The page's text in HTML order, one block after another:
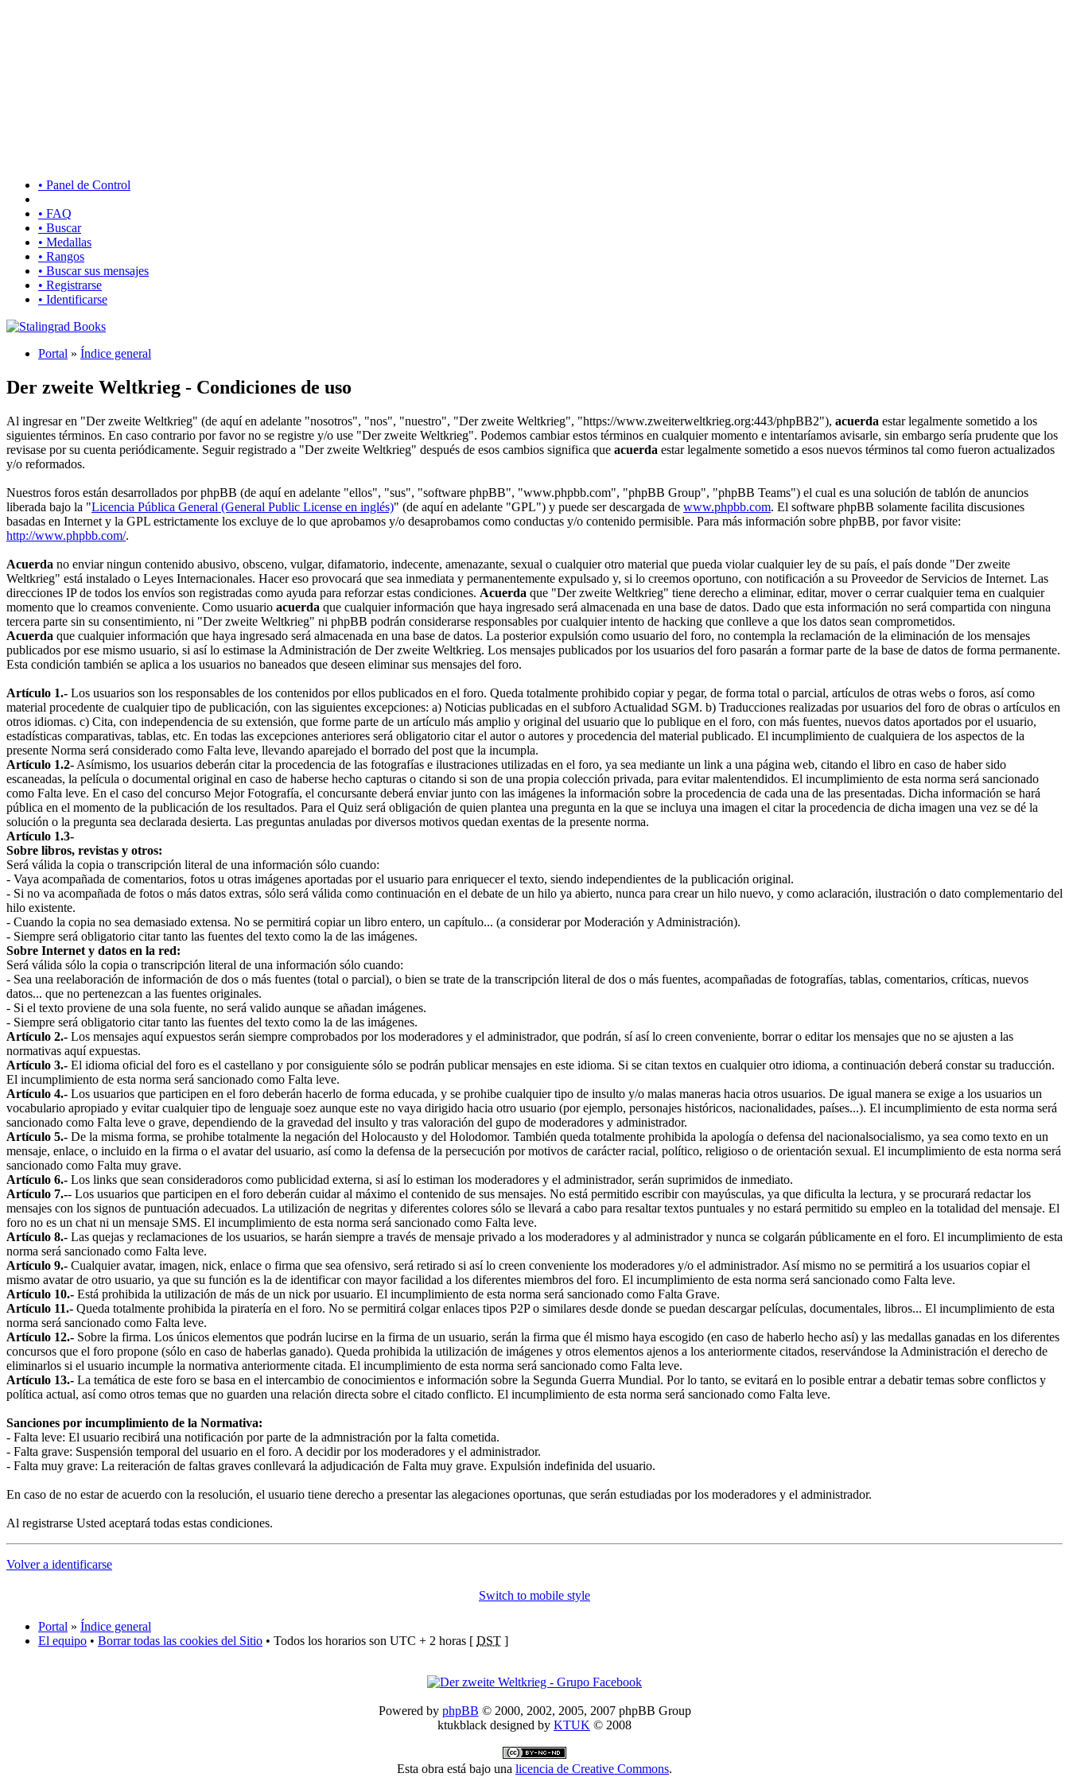
• Panel de Control
• FAQ
• Buscar
• Medallas
• Rangos
• Buscar sus mensajes
• Registrarse
• Identificarse
Portal » Índice general
Der zweite Weltkrieg - Condiciones de uso
Al ingresar en "Der zweite Weltkrieg" (de aquí en adelante "nosotros", "nos", "nuestro", "Der zweite Weltkrieg", "https://www.zweiterweltkrieg.org:443/phpBB2"), acuerda estar legalmente sometido a los
siguientes términos. En caso contrario por favor no se registre y/o use "Der zweite Weltkrieg". Podemos cambiar estos términos en cualquier momento e intentaríamos avisarle, sin embargo sería prudente que los
revisase por su cuenta periódicamente. Seguir registrado a "Der zweite Weltkrieg" después de esos cambios significa que acuerda estar legalmente sometido a esos nuevos términos tal como fueron actualizados
y/o reformados.
Nuestros foros están desarrollados por phpBB (de aquí en adelante "ellos", "sus", "software phpBB", "www.phpbb.com", "phpBB Group", "phpBB Teams") el cual es una solución de tablón de anuncios
liberada bajo la "Licencia Pública General (General Public License en inglés)" (de aquí en adelante "GPL") y puede ser descargada de www.phpbb.com. El software phpBB solamente facilita discusiones
basadas en Internet y la GPL estrictamente los excluye de lo que aprobamos y/o desaprobamos como conductas y/o contenido permisible. Para más información sobre phpBB, por favor visite:
http://www.phpbb.com/.
Acuerda no enviar ningun contenido abusivo, obsceno, vulgar, difamatorio, indecente, amenazante, sexual o cualquier otro material que pueda violar cualquier ley de su país, el país donde "Der zweite
Weltkrieg" está instalado o Leyes Internacionales. Hacer eso provocará que sea inmediata y permanentemente expulsado y, si lo creemos oportuno, con notificación a su Proveedor de Servicios de Internet. Las
direcciones IP de todos los envíos son registradas como ayuda para reforzar estas condiciones. Acuerda que "Der zweite Weltkrieg" tiene derecho a eliminar, editar, mover o cerrar cualquier tema en cualquier
momento que lo creamos conveniente. Como usuario acuerda que cualquier información que haya ingresado será almacenada en una base de datos. Dado que esta información no será compartida con ninguna
tercera parte sin su consentimiento, ni "Der zweite Weltkrieg" ni phpBB podrán considerarse responsables por cualquier intento de hacking que conlleve a que los datos sean comprometidos.
Acuerda que cualquier información que haya ingresado será almacenada en una base de datos. La posterior expulsión como usuario del foro, no contempla la reclamación de la eliminación de los mensajes
publicados por ese mismo usuario, si así lo estimase la Administración de Der zweite Weltkrieg. Los mensajes publicados por los usuarios del foro pasarán a formar parte de la base de datos de forma permanente.
Esta condición también se aplica a los usuarios no baneados que deseen eliminar sus mensajes del foro.
Artículo 1.- Los usuarios son los responsables de los contenidos por ellos publicados en el foro. Queda totalmente prohibido copiar y pegar, de forma total o parcial, artículos de otras webs o foros, así como
material procedente de cualquier tipo de publicación, con las siguientes excepciones: a) Noticias publicadas en el subforo Actualidad SGM. b) Traducciones realizadas por usuarios del foro de obras o artículos en
otros idiomas. c) Cita, con independencia de su extensión, que forme parte de un artículo más amplio y original del usuario que lo publique en el foro, con más fuentes, nuevos datos aportados por el usuario,
estadísticas comparativas, tablas, etc. En todas las excepciones anteriores será obligatorio citar el autor o autores y procedencia del material publicado. El incumplimiento de cualquiera de los aspectos de la
presente Norma será considerado como Falta leve, llevando aparejado el borrado del post que la incumpla.
Artículo 1.2- Asímismo, los usuarios deberán citar la procedencia de las fotografías e ilustraciones utilizadas en el foro, ya sea mediante un link a una página web, citando el libro en caso de haber sido
escaneadas, la película o documental original en caso de haberse hecho capturas o citando si son de una propia colección privada, para evitar malentendidos. El incumplimiento de esta norma será sancionado
como Falta leve. En el caso del concurso Mejor Fotografía, el concursante deberá enviar junto con las imágenes la información sobre la procedencia de cada una de las presentadas. Dicha información se hará
pública en el momento de la publicación de los resultados. Para el Quiz será obligación de quien plantea una pregunta en la que se incluya una imagen el citar la procedencia de dicha imagen una vez se dé la
solución o la pregunta sea declarada desierta. Las preguntas anuladas por diversos motivos quedan exentas de la presente norma.
Artículo 1.3-
Sobre libros, revistas y otros:
Será válida la copia o transcripción literal de una información sólo cuando:
- Vaya acompañada de comentarios, fotos u otras imágenes aportadas por el usuario para enriquecer el texto, siendo independientes de la publicación original.
- Si no va acompañada de fotos o más datos extras, sólo será válida como continuación en el debate de un hilo ya abierto, nunca para crear un hilo nuevo, y como aclaración, ilustración o dato complementario del
hilo existente.
- Cuando la copia no sea demasiado extensa. No se permitirá copiar un libro entero, un capítulo... (a considerar por Moderación y Administración).
- Siempre será obligatorio citar tanto las fuentes del texto como la de las imágenes.
Sobre Internet y datos en la red:
Será válida sólo la copia o transcripción literal de una información sólo cuando:
- Sea una reelaboración de información de dos o más fuentes (total o parcial), o bien se trate de la transcripción literal de dos o más fuentes, acompañadas de fotografías, tablas, comentarios, críticas, nuevos
datos... que no pertenezcan a las fuentes originales.
- Si el texto proviene de una sola fuente, no será valido aunque se añadan imágenes.
- Siempre será obligatorio citar tanto las fuentes del texto como la de las imágenes.
Artículo 2.- Los mensajes aquí expuestos serán siempre comprobados por los moderadores y el administrador, que podrán, sí así lo creen conveniente, borrar o editar los mensajes que no se ajusten a las
normativas aquí expuestas.
Artículo 3.- El idioma oficial del foro es el castellano y por consiguiente sólo se podrán publicar mensajes en este idioma. Si se citan textos en cualquier otro idioma, a continuación deberá constar su traducción.
El incumplimiento de esta norma será sancionado como Falta leve.
Artículo 4.- Los usuarios que participen en el foro deberán hacerlo de forma educada, y se prohibe cualquier tipo de insulto y/o malas maneras hacia otros usuarios. De igual manera se exige a los usuarios un
vocabulario apropiado y evitar cualquier tipo de lenguaje soez aunque este no vaya dirigido hacia otro usuario (por ejemplo, personajes históricos, nacionalidades, países...). El incumplimiento de esta norma será
sancionado como Falta leve o grave, dependiendo de la gravedad del insulto y tras valoración del gupo de moderadores y administrador.
Artículo 5.- De la misma forma, se prohibe totalmente la negación del Holocausto y del Holodomor. También queda totalmente prohibida la apología o defensa del nacionalsocialismo, ya sea como texto en un
mensaje, enlace, o incluido en la firma o el avatar del usuario, así como la defensa de la persecución por motivos de carácter racial, político, religioso o de orientación sexual. El incumplimiento de esta norma será
sancionado como Falta muy grave.
Artículo 6.- Los links que sean consideradoros como publicidad externa, si así lo estiman los moderadores y el administrador, serán suprimidos de inmediato.
Artículo 7.-- Los usuarios que participen en el foro deberán cuidar al máximo el contenido de sus mensajes. No está permitido escribir con mayúsculas, ya que dificulta la lectura, y se procurará redactar los
mensajes con los signos de puntuación adecuados. La utilización de negritas y diferentes colores sólo se llevará a cabo para resaltar textos puntuales y no estará permitido su empleo en la totalidad del mensaje. El
foro no es un chat ni un mensaje SMS. El incumplimiento de esta norma será sancionado como Falta leve.
Artículo 8.- Las quejas y reclamaciones de los usuarios, se harán siempre a través de mensaje privado a los moderadores y al administrador y nunca se colgarán públicamente en el foro. El incumplimiento de esta
norma será sancionado como Falta leve.
Artículo 9.- Cualquier avatar, imagen, nick, enlace o firma que sea ofensivo, será retirado si así lo creen conveniente los moderadores y/o el administrador. Así mismo no se permitirá a los usuarios copiar el
mismo avatar de otro usuario, ya que su función es la de identificar con mayor facilidad a los diferentes miembros del foro. El incumplimiento de esta norma será sancionado como Falta leve.
Artículo 10.- Está prohibida la utilización de más de un nick por usuario. El incumplimiento de esta norma será sancionado como Falta Grave.
Artículo 11.- Queda totalmente prohibida la piratería en el foro. No se permitirá colgar enlaces tipos P2P o similares desde donde se puedan descargar películas, documentales, libros... El incumplimiento de esta
norma será sancionado como Falta leve.
Artículo 12.- Sobre la firma. Los únicos elementos que podrán lucirse en la firma de un usuario, serán la firma que él mismo haya escogido (en caso de haberlo hecho así) y las medallas ganadas en los diferentes
concursos que el foro propone (sólo en caso de haberlas ganado). Queda prohibida la utilización de imágenes y otros elementos ajenos a los anteriormente citados, reservándose la Administración el derecho de
eliminarlos si el usuario incumple la normativa anteriormente citada. El incumplimiento de esta norma será sancionado como Falta leve.
Artículo 13.- La temática de este foro se basa en el intercambio de conocimientos e información sobre la Segunda Guerra Mundial. Por lo tanto, se evitará en lo posible entrar a debatir temas sobre conflictos y
política actual, así como otros temas que no guarden una relación directa sobre el citado conflicto. El incumplimiento de esta norma será sancionado como Falta leve.
Sanciones por incumplimiento de la Normativa:
- Falta leve: El usuario recibirá una notificación por parte de la admnistración por la falta cometida.
- Falta grave: Suspensión temporal del usuario en el foro. A decidir por los moderadores y el administrador.
- Falta muy grave: La reiteración de faltas graves conllevará la adjudicación de Falta muy grave. Expulsión indefinida del usuario.
En caso de no estar de acuerdo con la resolución, el usuario tiene derecho a presentar las alegaciones oportunas, que serán estudiadas por los moderadores y el administrador.
Al registrarse Usted aceptará todas estas condiciones.
Volver a identificarse
Switch to mobile style
Portal » Índice general
El equipo • Borrar todas las cookies del Sitio • Todos los horarios son UTC + 2 horas [ DST ]
Powered by phpBB © 2000, 2002, 2005, 2007 phpBB Group
ktukblack designed by KTUK © 2008
Esta obra está bajo una licencia de Creative Commons.